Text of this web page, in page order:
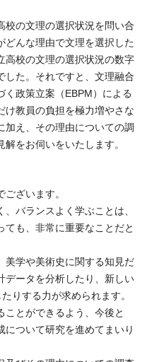
校の文理の選択状況を問い合
どんな理由で文理を選択した
高校の文理の選択状況の数字
した。それですと、文理融合
政策立案（EBPM）による
け教員の負担を極力増やさな
加え、その理由についての調
をお伺いをいたします。
ざいます。
バランスよく学ぶことは、
も、非常に重要なことだと
美学や美術史に関する知見だ
データを分析したり、新しい
りする力が求められます。
とができるよう、今後と
について研究を進めてまいり